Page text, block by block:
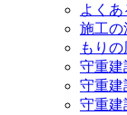
よくあ
施工の
もりの
守重建
守重建
守重建